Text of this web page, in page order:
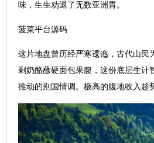
味，生生劝退了无数亚洲胃。
菠菜平台源码
这片地盘曾历经严寒逶迤，古代山民
剩奶酪蘸硬面包果腹，这份底层生计
推动的别国情调。极高的腹地收入趁